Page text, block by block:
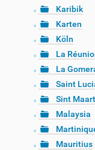
Karibik
Karten
Köln
La
La
Saint
Sint
Malaysia
Mauritius